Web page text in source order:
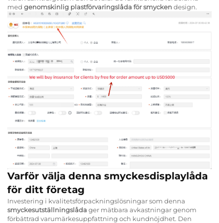
med genomskinlig plastförvaringslåda för smycken design.
Varför välja denna smyckesdisplaylåda
för ditt företag
Investering i kvalitetsförpackningslösningar som denna
smyckesutställningslåda ger mätbara avkastningar genom
förbättrad varumärkesuppfattning och kundnöjdhet. Den